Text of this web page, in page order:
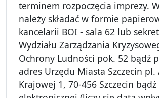
terminem rozpoczęcia imprezy.
należy składać w formie
kancelarii BOI - sala 62 lub
Wydziału Zarządzania
Ochrony Ludności pok. 52 bądź
adres Urzędu Miasta Szczecin pl.
Krajowej 1, 70-456 Szczecin